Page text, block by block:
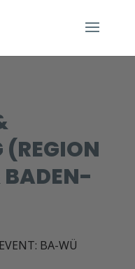
BADEN-
BA-WÜ